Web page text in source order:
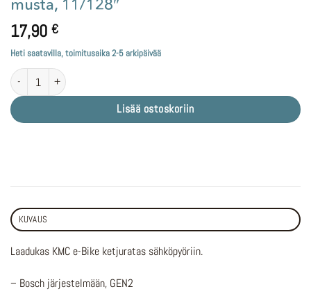
musta, 11/128″
17,90 €
Heti saatavilla, toimitusaika 2-5 arkipäivää
Ketjuratas KMC, E-bike Bosch, etu 18h, musta, 11/128" määrä
Lisää ostoskoriin
KUVAUS
Laadukas KMC e-Bike ketjuratas sähköpyöriin.
– Bosch järjestelmään, GEN2